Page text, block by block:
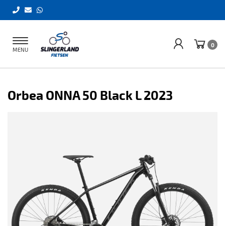
Toggle
navigation
MENU
0
Orbea ONNA 50 Black L 2023